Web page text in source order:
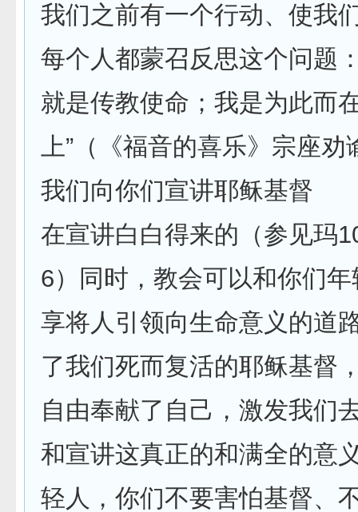
我们之前有一个行动、使我
每个人都蒙召反思这个问题
就是传教使命；我是为此而
上”（《福音的喜乐》宗座
我们向你们宣讲耶稣基督
在宣讲白白得来的（参见玛
6）同时，教会可以和你们
享将人引领向生命意义的道
了我们死而复活的耶稣基督
自由奉献了自己，激发我们
和宣讲这真正的和满全的意
轻人，你们不要害怕基督、